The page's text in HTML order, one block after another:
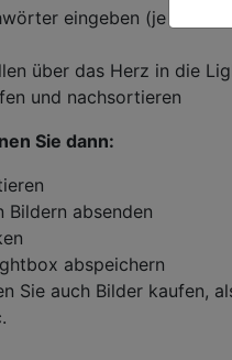
eingeben (je mehr
über das Herz in die
und nachsortieren
Sie dann:
Bildern absenden
abspeichern
Sie auch Bilder kaufen,